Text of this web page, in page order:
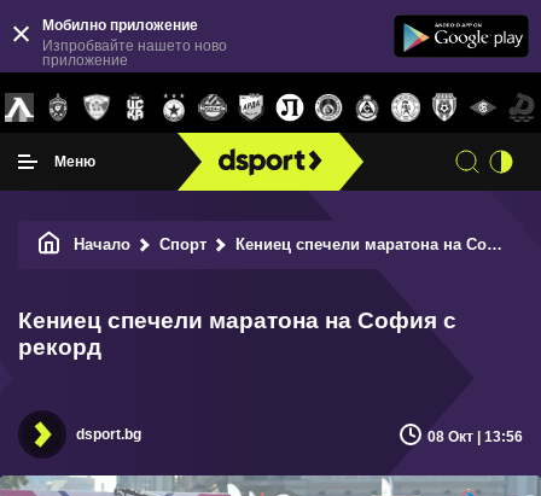
Мобилно приложение
Изпробвайте нашето ново
приложение
Меню
Начало Спорт Кениец спечели маратона на София с рекорд
Кениец спечели маратона на София с
рекорд
dsport.bg 08 Окт | 13:56